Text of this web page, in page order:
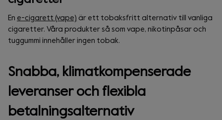
En e-cigarett (vape) är ett tobaksfritt alternativ till vanliga
cigaretter. Våra produkter så som vape, nikotinpåsar och
tuggummi innehåller ingen tobak.
Snabba, klimatkompenserade
leveranser och flexibla
betalningsalternativ